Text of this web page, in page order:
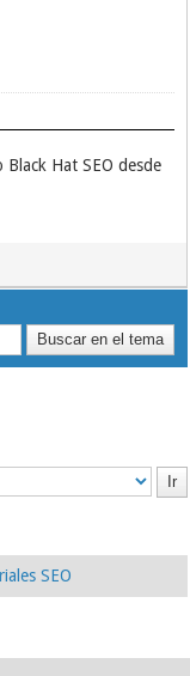
Hat SEO desde
SEO